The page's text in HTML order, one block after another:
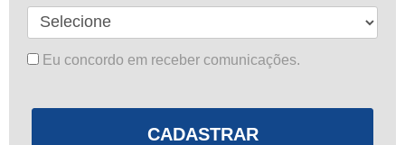
Eu concordo em receber comunicações.
CADASTRAR